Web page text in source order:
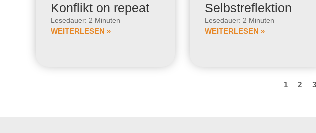
Konflikt on repeat
Lesedauer: 2 Minuten
WEITERLESEN »
Selbstreflektion
Lesedauer: 2 Minuten
WEITERLESEN »
1 2 3